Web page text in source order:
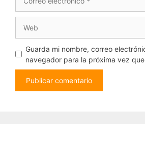
electrónico
Guarda mi nombre, correo
navegador para la próxima vez